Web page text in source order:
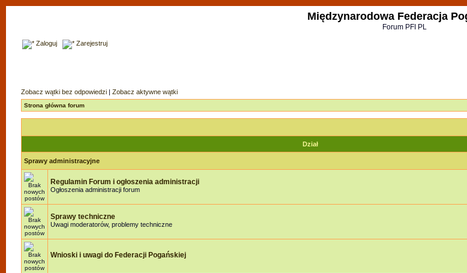
Międzynarodowa Federacja
Forum PFI PL
Zaloguj Zarejestruj
Zobacz wątki bez odpowiedzi | Zobacz aktywne wątki
Strona główna forum
Dział
Sprawy administracyjne
Regulamin Forum i ogłoszenia administracji
Ogłoszenia administracji forum
Sprawy techniczne
Uwagi moderatorów, problemy techniczne
Wnioski i uwagi do Federacji Pogańskiej